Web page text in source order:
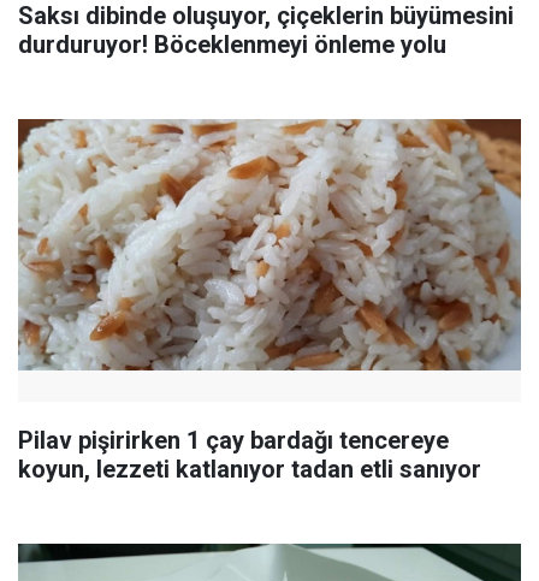
Saksı dibinde oluşuyor, çiçeklerin büyümesini
durduruyor! Böceklenmeyi önleme yolu
Pilav pişirirken 1 çay bardağı tencereye
koyun, lezzeti katlanıyor tadan etli sanıyor